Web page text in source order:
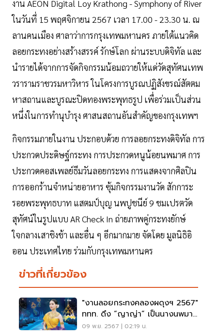
งาน AEON Digital Loy Krathong - Symphony of River
ในวันที่ 15 พฤศจิกายน 2567 เวลา 17.00 - 23.30 น. ณ
ลานคนเมือง ศาลาว่าการกรุงเทพมหานคร ภายใต้แนวคิด
ลอยกระทงอย่างสร้างสรรค์ รักษ์โลก ผ่านระบบดิจิทัล และ
นำรายได้จากการจัดกิจกรรมน้อมถวายให้แด่วัดสุทัศนเทพ
วรารามราชวรมหาวิหาร ในโครงการบูรณปฏิสังขรณ์สัตตม
หาสถานและบูรณะปิดทองพระพุทธรูป เพื่อร่วมเป็นส่วน
หนึ่งในการทำนุบำรุง ศาสนสถานอันสำคัญของกรุงเทพฯ
กิจกรรมภายในงาน ประกอบด้วย การลอยกระทงดิจิทัล การ
ประกวดประดิษฐ์กระทง การประกวดหนูน้อยนพมาศ การ
ประกวดคอสเพลย์ธีมวันลอยกระทง การแสดงจากศิลปิน
การออกร้านจำหน่ายอาหาร ซุ้มกิจกรรมงานวัด สักการะ
รอยพระพุทธบาท แสตมป์บุญ นพปูชนีย์ 9 ชมเปรตวัด
สุทัศน์ในรูปแบบ AR Check In ถ่ายภาพคู่กระทงยักษ์
ใจกลางเสาชิงช้า และอื่น ๆ อีกมากมาย จัดโดย มูลนิธิอิ
ออน ประเทศไทย ร่วมกับกรุงเทพมหานคร
ข่าวที่เกี่ยวข้อง
"งานลอยกระทงคลองผดุงฯ 2567"
ททท. ดึง “ญาญ่า” เป็นนางนพมาศ
ร่วมขบวนแห่
09 พ.ย. 2567 | 02:19 น.